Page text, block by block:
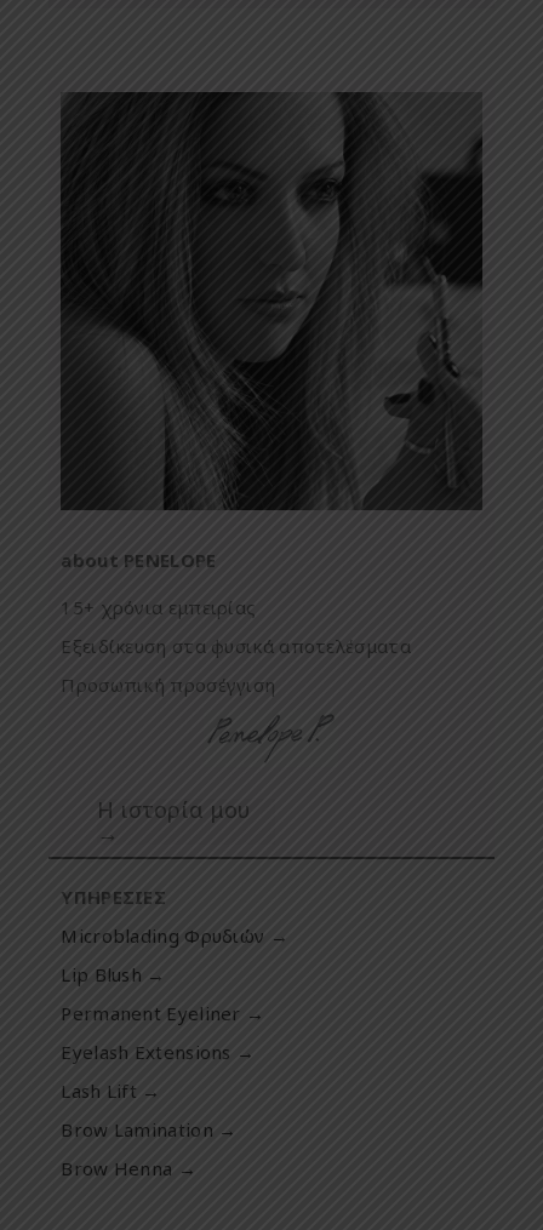
about PENELOPE
15+ χρόνια εμπειρίας
Εξειδίκευση στα φυσικά αποτελέσματα
Προσωπική προσέγγιση
Η ιστορία μου
→
ΥΠΗΡΕΣΙΕΣ
Microblading Φρυδιών →
Lip Blush →
Permanent Eyeliner →
Eyelash Extensions →
Lash Lift →
Brow Lamination →
Brow Henna →